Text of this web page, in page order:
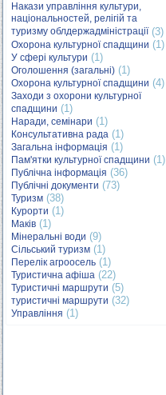
Накази управління культури,
національностей, релігій та
туризму облдержадміністрації(3)
Охорона культурної спадщини (1)
У сфері культури (1)
Оголошення (загальні) (1)
Охорона культурної спадщини (4)
Заходи з охорони культурної
спадщини (1)
Наради, семінари (1)
Консультативна рада (1)
Загальна інформація (1)
Пам'ятки культурної спадщини (1)
Публічна інформація (36)
Публічні документи (73)
Туризм (38)
Курорти (1)
Маків (1)
Мінеральні води (9)
Сільський туризм (1)
Перелік агроосель (1)
Туристична афіша (22)
Туристичні маршрути (5)
туристичні маршрути (32)
Управління (1)